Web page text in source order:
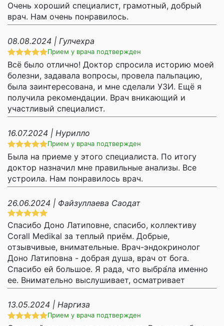
Очень хороший специалист, грамотный, добрый
врач. Нам очень понравилось.
08.08.2024 | Гулчехра
Прием у врача подтвержден
Всё было отлично! Доктор спросила историю моей
болезни, задавала вопросы, провела пальпацию,
была заинтересована, и мне сделали УЗИ. Ещё я
получила рекомендации. Врач вникающий и
участливый специалист.
16.07.2024 | Нурилло
Прием у врача подтвержден
Была на приеме у этого специалиста. По итогу
доктор назначил мне правильные анализы. Все
устроила. Нам понравилось врач.
26.06.2024 | Файзуллаева Саодат
Спасибо Доно Латиповне, спасибо, коллективу
Corall Medikal за теплый приём. Добрые,
отзывчивые, внимательные. Врач-эндокринолог
Доно Латиповна - добрая душа, врач от бога.
Спасибо ей большое. Я рада, что выбра́ла именно
ее. Внимательно выслушивает, осматривает
13.05.2024 | Наргиза
Прием у врача подтвержден